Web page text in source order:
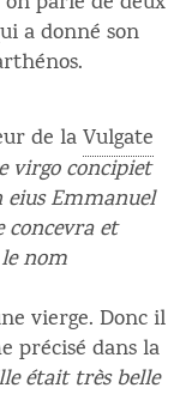
a donné son
de laVulgate
virgo concipiet
Emmanuel
concevra et
nom
vierge. Donc il
précisé dans la
était très belle